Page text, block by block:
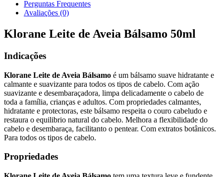
Perguntas Frequentes
Avaliações (0)
Klorane Leite de Aveia Bálsamo 50ml
Indicações
Klorane Leite de Aveia Bálsamo é um bálsamo suave hidratante e
calmante e suavizante para todos os tipos de cabelo. Com ação
suavizante e desembaraçadora, limpa delicadamente o cabelo de
toda a família, crianças e adultos. Com propriedades calmantes,
hidratante e protectoras, este bálsamo respeita o couro cabeludo e
restaura o equilibrio natural do cabelo. Melhora a flexibilidade do
cabelo e desembaraça, facilitanto o pentear. Com extratos botânicos.
Para todos os tipos de cabelo.
Propriedades